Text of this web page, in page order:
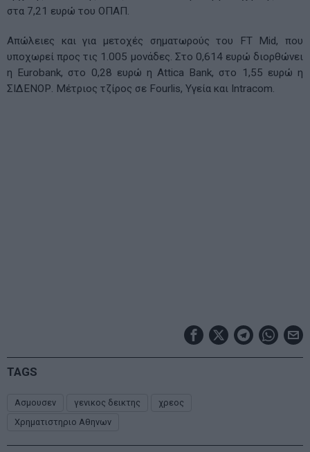
στα 7,21 ευρώ του ΟΠΑΠ.
Απώλειες και για μετοχές σηματωρούς του FT Mid, που
υποχωρεί προς τις 1.005 μονάδες. Στο 0,614 ευρώ διορθώνει
η Eurobank, στο 0,28 ευρώ η Attica Bank, στο 1,55 ευρώ η
ΣΙΔΕΝΟΡ. Μέτριος τζίρος σε Fourlis, Υγεία και Intracom.
TAGS
Ασμουσεν γενικος δεικτης
χρεος
Χρηματιστηριο Αθηνων